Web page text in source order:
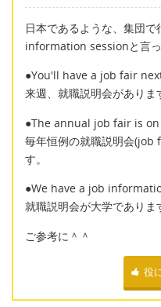
日本であるような、集団
information sessionと言っ
●You'll have a job fair
来週、就職説明会がありま
●The annual job fair is
毎年恒例の就職説明会(job
す。
●We have a job
就職説明会が大学でありま
ご参考に＾＾
役